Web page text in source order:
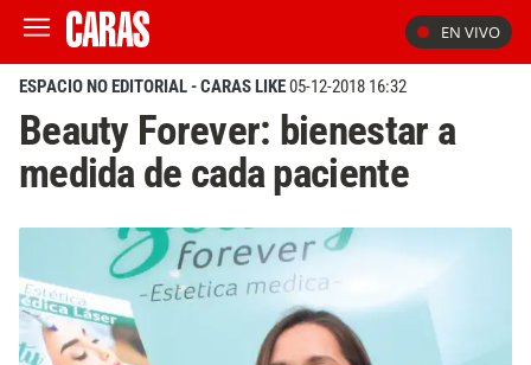
EN VIVO
ESPACIO NO EDITORIAL - CARAS LIKE05-12-2018 16:32
Beauty Forever: bienestar a
medida de cada paciente